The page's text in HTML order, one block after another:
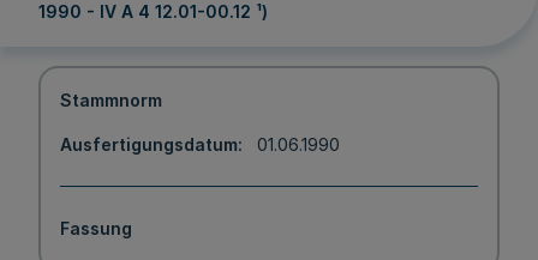
1990 - IV A 4 12.01-00.12 ¹)
Stammnorm
Ausfertigungsdatum 01.06.1990
Fassung